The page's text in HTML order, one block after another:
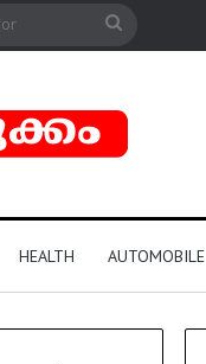
Search
HEALTH AUTOMOBILE